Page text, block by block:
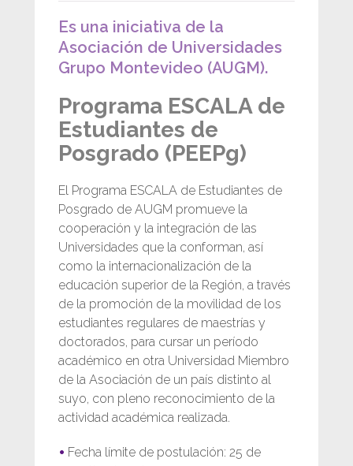
Es una iniciativa de la
Asociación de Universidades
Grupo Montevideo (AUGM).
Programa ESCALA de
Estudiantes de
Posgrado (PEEPg)
El Programa ESCALA de Estudiantes de
Posgrado de AUGM promueve la
cooperación y la integración de las
Universidades que la conforman, así
como la internacionalización de la
educación superior de la Región, a través
de la promoción de la movilidad de los
estudiantes regulares de maestrías y
doctorados, para cursar un período
académico en otra Universidad Miembro
de la Asociación de un país distinto al
suyo, con pleno reconocimiento de la
actividad académica realizada.
Fecha límite de postulación: 25 de